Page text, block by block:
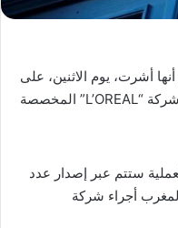
أشرت، يوم الاثنين، على
المنشور المتعلق بالزيادة في رأسمال شركة “L’OREAL” المخصصة
ستتم عبر إصدار عدد
بالمغرب أجراء شركة